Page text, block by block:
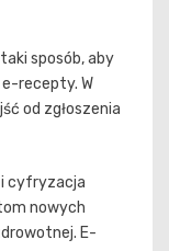
sposób, aby
recepty. W
od zgłoszenia
cyfryzacja
nowych
E-